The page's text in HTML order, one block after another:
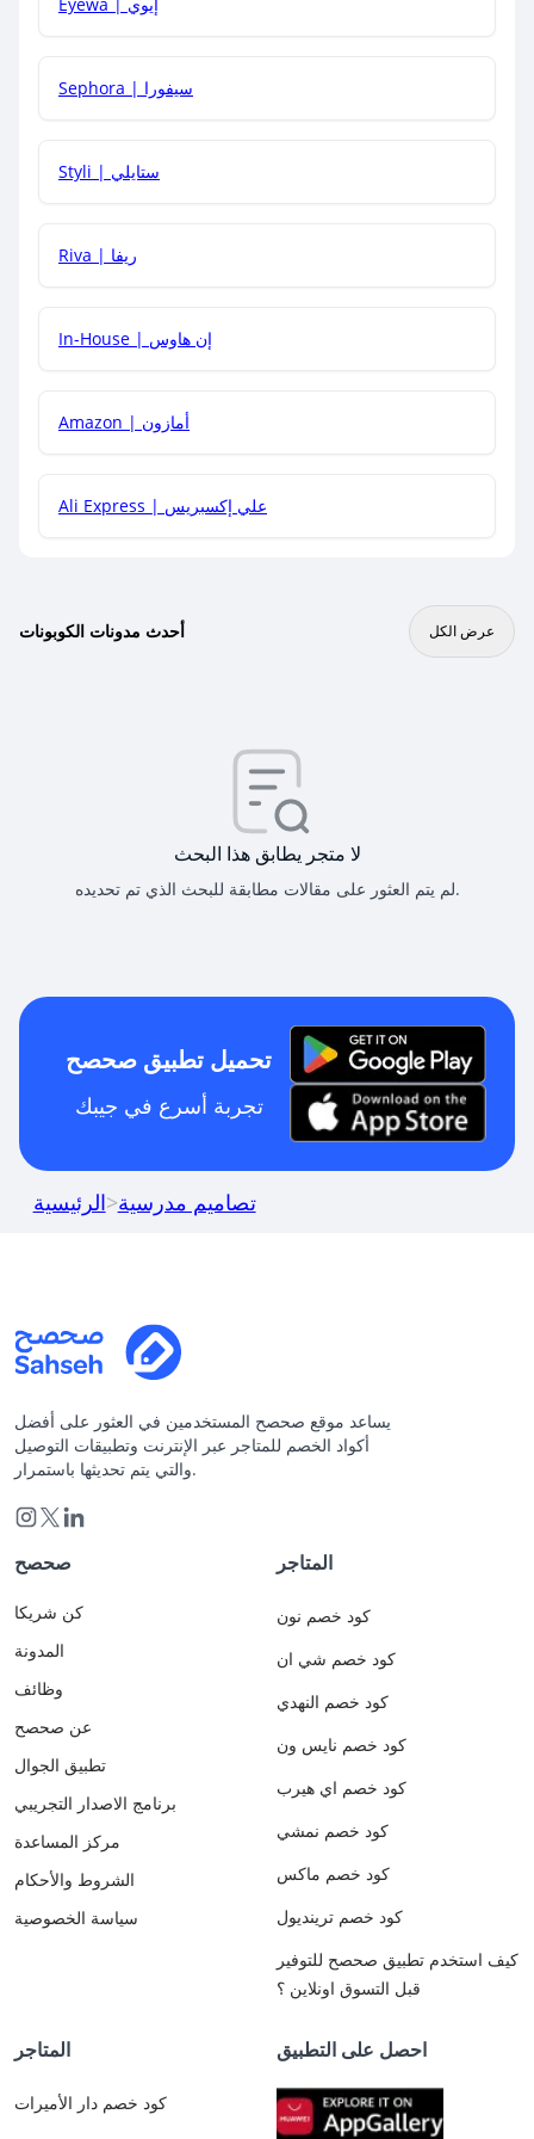
هل يمكنني جمع كود خصم مع العروض الأخرى؟
Sephora | سيفورا
Styli | ستايلي
Riva | ريفا
In-House | إن هاوس
Amazon | أمازون
Ali Express | علي إكسبريس
أحدث مدونات الكوبونات عرض الكل
لا متجر يطابق هذا البحث
لم يتم العثور على مقالات مطابقة للبحث الذي تم تحديده.
تحميل تطبيق صحصح
تجربة أسرع في جيبك
الرئيسية>تصاميم مدرسية
يساعد موقع صحصح المستخدمين في العثور على أفضل
أكواد الخصم للمتاجر عبر الإنترنت وتطبيقات التوصيل
والتي يتم تحديثها باستمرار.
صحصح
كن شريكا
المدونة
وظائف
عن صحصح
تطبيق الجوال
برنامج الاصدار التجريبي
مركز المساعدة
الشروط والأحكام
سياسة الخصوصية
المتاجر
كود خصم نون
كود خصم شي ان
كود خصم النهدي
كود خصم نايس ون
كود خصم اي هيرب
كود خصم نمشي
كود خصم ماكس
كود خصم ترينديول
كيف استخدم تطبيق صحصح للتوفير
قبل التسوق اونلاين ؟
المتاجر
كود خصم دار الأميرات
احصل على التطبيق